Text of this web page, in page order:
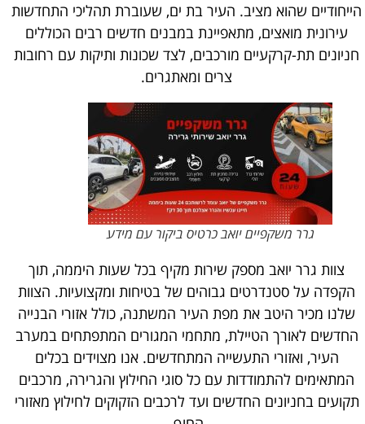
הייחודיים שהוא מציב. העיר בת ים, שעוברת תהליכי התחדשות
עירונית מואצים, מתאפיינת במבנים חדשים רבים הכוללים
חניונים תת-קרקעיים מורכבים, לצד שכונות ותיקות עם רחובות
צרים ומאתגרים.
גרר משקפיים יואב כרטיס ביקור עם מידע
צוות גרר יואב מספק שירות מקיף בכל שעות היממה, תוך
הקפדה על סטנדרטים גבוהים של בטיחות ומקצועיות. הצוות
שלנו מכיר היטב את מפת העיר המשתנה, כולל אזורי הבנייה
החדשים לאורך הטיילת, מתחמי המגורים המתפתחים במערב
העיר, ואזורי התעשייה המתחדשים. אנו מצוידים בכלים
המתאימים להתמודדות עם כל סוגי החילוץ והגרירה, מרכבים
תקועים בחניונים החדשים ועד לרכבים הזקוקים לחילוץ מאזורי